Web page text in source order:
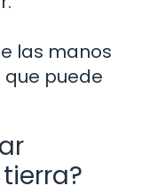
las manos
puede